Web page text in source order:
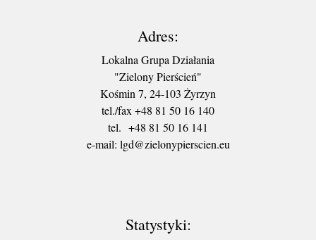
Adres:
Lokalna Grupa Działania
"Zielony Pierścień"
Kośmin 7, 24-103 Żyrzyn
tel./fax +48 81 50 16 140
tel. +48 81 50 16 141
​e-mail: lgd@zielonypierscien.eu
Statystyki: